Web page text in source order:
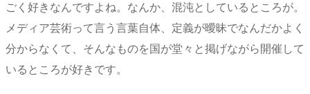
ごく好きなんですよね。なんか、混沌としているところが。
メディア芸術って言う言葉自体、定義が曖昧でなんだかよく
分からなくて、そんなものを国が堂々と掲げながら開催して
いるところが好きです。